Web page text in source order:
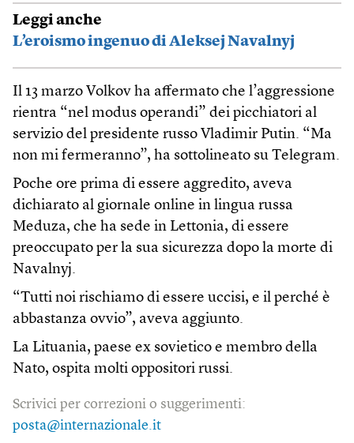
Leggi anche
L’eroismo ingenuo di Aleksej Navalnyj
Il 13 marzo Volkov ha affermato che l’aggressione
rientra “nel modus operandi” dei picchiatori al
servizio del presidente russo Vladimir Putin. “Ma
non mi fermeranno”, ha sottolineato su Telegram.
Poche ore prima di essere aggredito, aveva
dichiarato al giornale online in lingua russa
Meduza, che ha sede in Lettonia, di essere
preoccupato per la sua sicurezza dopo la morte di
Navalnyj.
“Tutti noi rischiamo di essere uccisi, e il perché è
abbastanza ovvio”, aveva aggiunto.
La Lituania, paese ex sovietico e membro della
Nato, ospita molti oppositori russi.
Scrivici per correzioni o suggerimenti:
posta@internazionale.it